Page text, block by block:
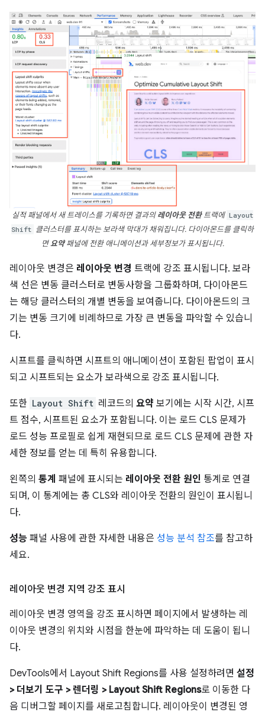
실적 패널에서 새 트레이스를 기록하면 결과의레이아웃 전환트랙에 Layout
Shift 클러스터를 표시하는 보라색 막대가 채워집니다. 다이아몬드를 클릭하
면요약패널에 전환 애니메이션과 세부정보가 표시됩니다.
레이아웃 변경은 레이아웃 변경 트랙에 강조 표시됩니다. 보라
색 선은 변동 클러스터로 변동사항을 그룹화하며, 다이아몬드
는 해당 클러스터의 개별 변동을 보여줍니다. 다이아몬드의 크
기는 변동 크기에 비례하므로 가장 큰 변동을 파악할 수 있습니
다.
시프트를 클릭하면 시프트의 애니메이션이 포함된 팝업이 표시
되고 시프트되는 요소가 보라색으로 강조 표시됩니다.
또한 Layout Shift 레코드의 요약 보기에는 시작 시간, 시프
트 점수, 시프트된 요소가 포함됩니다. 이는 로드 CLS 문제가
로드 성능 프로필로 쉽게 재현되므로 로드 CLS 문제에 관한 자
세한 정보를 얻는 데 특히 유용합니다.
왼쪽의 통계 패널에 표시되는 레이아웃 전환 원인 통계로 연결
되며, 이 통계에는 총 CLS와 레이아웃 전환의 원인이 표시됩니
다.
성능 패널 사용에 관한 자세한 내용은 성능 분석 참조를 참고하
세요.
레이아웃 변경 지역 강조 표시
레이아웃 변경 영역을 강조 표시하면 페이지에서 발생하는 레
이아웃 변경의 위치와 시점을 한눈에 파악하는 데 도움이 됩니
다.
DevTools에서 Layout Shift Regions를 사용 설정하려면 설정
> 더보기 도구 > 렌더링 > Layout Shift Regions로 이동한 다
음 디버그할 페이지를 새로고침합니다. 레이아웃이 변경된 영